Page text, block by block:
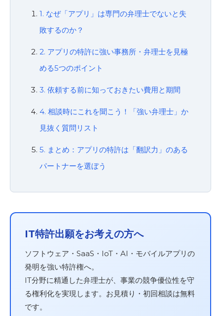
1. なぜ「アプリ」は専門の弁理士でないと失
敗するのか？
2. アプリの特許に強い事務所・弁理士を見極
める5つのポイント
3. 依頼する前に知っておきたい費用と期間
4. 相談時にこれを聞こう！「強い弁理士」か
見抜く質問リスト
5. まとめ：アプリの特許は「翻訳力」のある
パートナーを選ぼう
IT特許出願をお考えの方へ
ソフトウェア・SaaS・IoT・AI・モバイルアプリの
発明を強い特許権へ。
IT分野に精通した弁理士が、事業の競争優位性を守
る権利化を実現します。お見積り・初回相談は無料
です。